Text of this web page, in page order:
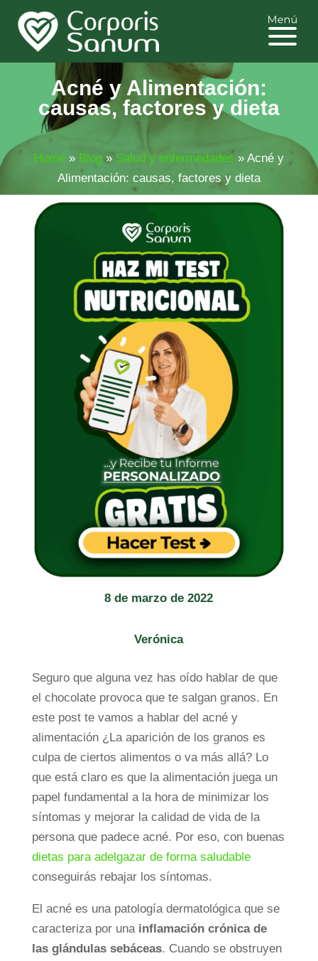
Acné y Alimentación:
causas, factores y dieta
Home» Blog» Salud y enfermedades » Acné y
Alimentación: causas, factores y dieta
8 de marzo de 2022
Verónica
Seguro que alguna vez has oído hablar de que
el chocolate provoca que te salgan granos. En
este post te vamos a hablar del acné y
alimentación ¿La aparición de los granos es
culpa de ciertos alimentos o va más allá? Lo
que está claro es que la alimentación juega un
papel fundamental a la hora de minimizar los
síntomas y mejorar la calidad de vida de la
persona que padece acné. Por eso, con buenas
dietas para adelgazar de forma saludable
conseguirás rebajar los síntomas.
El acné es una patología dermatológica que se
caracteriza por unainflamación crónica de
las glándulas sebáceas. Cuando se obstruyen